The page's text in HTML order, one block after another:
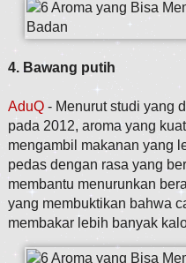
4. Bawang putih
AduQ- Menurut studi yang
pada 2012, aroma yang
mengambil makanan yang
pedas dengan rasa yang
membantu menurunkan
yang membuktikan bahwa
membakar lebih banyak